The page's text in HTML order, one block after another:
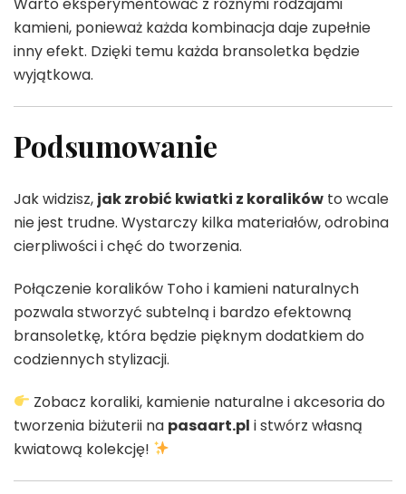
Warto eksperymentować z różnymi rodzajami
kamieni, ponieważ każda kombinacja daje zupełnie
inny efekt. Dzięki temu każda bransoletka będzie
wyjątkowa.
Podsumowanie
Jak widzisz, jak zrobić kwiatki z koralików to wcale
nie jest trudne. Wystarczy kilka materiałów, odrobina
cierpliwości i chęć do tworzenia.
Połączenie koralików Toho i kamieni naturalnych
pozwala stworzyć subtelną i bardzo efektowną
bransoletkę, która będzie pięknym dodatkiem do
codziennych stylizacji.
Zobacz koraliki, kamienie naturalne i akcesoria do
tworzenia biżuterii na pasaart.pl i stwórz własną
kwiatową kolekcję!